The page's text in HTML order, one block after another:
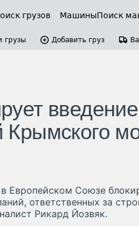
грузов МашиныПоиск
грузы Добавить груз
Крымского
Европейском Союзе
ответственных за
Рикард Йозвяк.